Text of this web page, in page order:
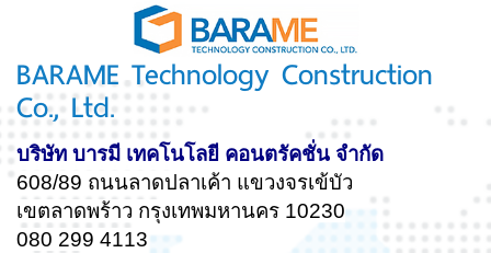
BARAME Technology Construction
Co., Ltd.
บริษัท บารมี เทคโนโลยี คอนตรัคชั่น จำกัด
608/89 ถนนลาดปลาเค้า แขวงจรเข้บัว
เขตลาดพร้าว กรุงเทพมหานคร 10230
080 299 4113